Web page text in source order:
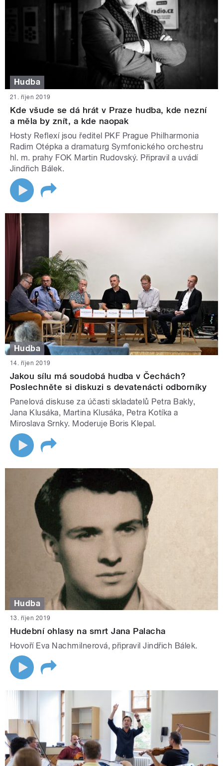
Hudba
21. říjen 2019
Kde všude se dá hrát v Praze hudba, kde nezní
a měla by znít, a kde naopak
Hosty Reflexí jsou ředitel PKF Prague Philharmonia
Radim Otépka a dramaturg Symfonického orchestru
hl. m. prahy FOK Martin Rudovský. Připravil a uvádí
Jindřich Bálek.
Hudba
14. říjen 2019
Jakou sílu má soudobá hudba v Čechách?
Poslechněte si diskuzi s devatenácti odborníky
Panelová diskuse za účasti skladatelů Petra Bakly,
Jana Klusáka, Martina Klusáka, Petra Kotíka a
Miroslava Srnky. Moderuje Boris Klepal.
Hudba
13. říjen 2019
Hudební ohlasy na smrt Jana Palacha
Hovoří Eva Nachmilnerová, připravil Jindřich Bálek.